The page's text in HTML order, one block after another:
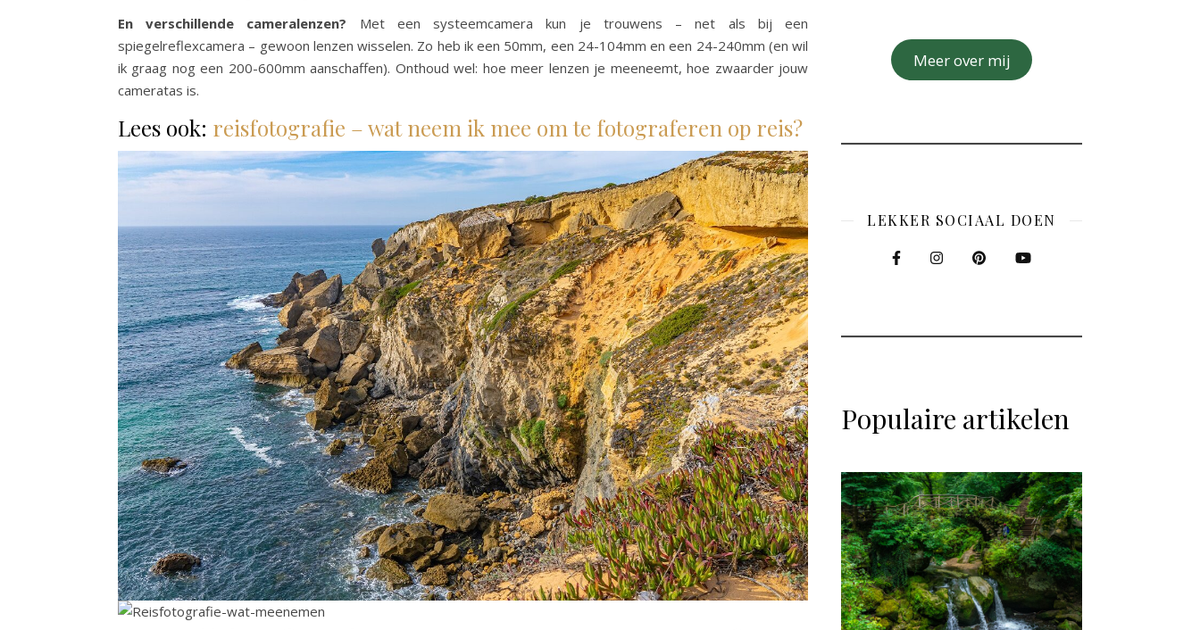
En verschillende cameralenzen? Met een systeemcamera kun je trouwens – net als bij een
spiegelreflexcamera – gewoon lenzen wisselen. Zo heb ik een 50mm, een 24-104mm en een 24-240mm (en wil
ik graag nog een 200-600mm aanschaffen). Onthoud wel: hoe meer lenzen je meeneemt, hoe zwaarder jouw
cameratas is.
Lees ook: reisfotografie – wat neem ik mee om te fotograferen op reis?
Meer over mij
LEKKER SOCIAAL DOEN
Populaire artikelen